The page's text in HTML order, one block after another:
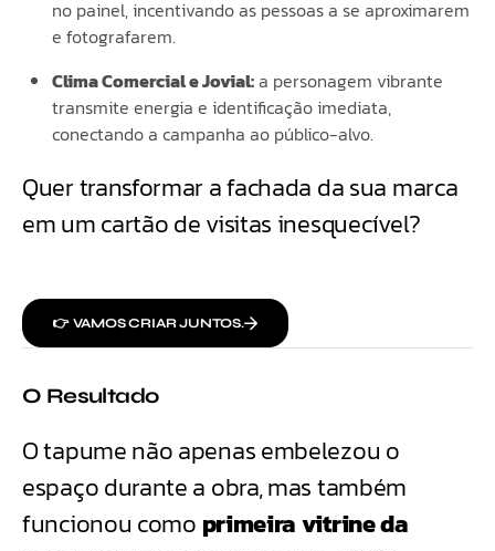
no painel, incentivando as pessoas a se aproximarem
e fotografarem.
Clima Comercial e Jovial:a personagem vibrante
transmite energia e identificação imediata,
conectando a campanha ao público-alvo.
Quer transformar a fachada da sua marca
em um cartão de visitas inesquecível?
👉 VAMOS CRIAR JUNTOS.
O Resultado
O tapume não apenas embelezou o
espaço durante a obra, mas também
funcionou como primeira vitrine da